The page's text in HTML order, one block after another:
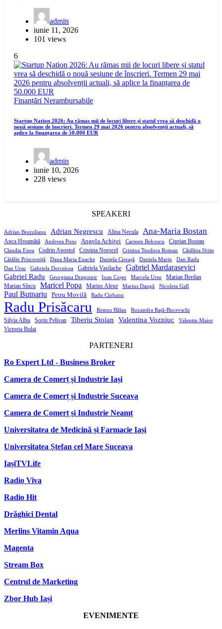
admin
iunie 11, 2026
101 views
6
Finanțări Nerambursabile
Startup Nation 2026: Au rămas mii de locuri libere și statul vrea să deschidă o
nouă sesiune de înscrieri. Termen 29 mai 2026 pentru absolvenții actuali, să
aplice la finanțarea de 50.000 EUR
admin
iunie 10, 2026
228 views
SPEAKERI
Adrian Brezulianu Adrian Negrescu Alina Necula Ana-Maria Bostan
Anca Hreamătă Andreea Pons Angela Achiței Carmen Belcescu Ciprian Bostan
Claudia Enea Codrin Apostol Cristina Norocel Cristina Teodora Roman
Cătălina Ifrim
Cătălin Priscorniță
Dana Maria Enache Daniela Cireașă Daniela Marin
Dan Radu
Dan Ursu
Gabriela Derceicea Gabriela Vasilache Gabriel Mardarasevici
Gabriel Radu Georgiana Dragomir Ioan Coșer Marcela Ursu
Marian Berdan
Marian Sîncu
Maricel Popa Marius Alexe Marius Dangă Nicoleta Gall
Paul Butnariu Petru Movilă Radu Ciobanu
Radu Prisăcaru Remus Bălan Ruxandra Rață-Bucevschi
Silvia Albu Sorin Pelivan Tiberiu Stoian Valentina Vozniuc Valentin Maior
Victoria Bulai
PARTENERI
Ro Expert Ltd - Business Broker
Camera de Comerț și Industrie Iași
Camera de Comerț și Industrie Suceava
Camera de Comerț și Industrie Neamț
Universitatea de Medicină și Farmacie Iași
Universitatea Ștefan cel Mare Suceava
IașiTVLife
Radio Viva
Radio Hit
Drăghici Dental
Merlins Vitamin Aqua
Magenta
Stream Box
Centrul de Marketing
Zbor Hub Iași
EVENIMENTE